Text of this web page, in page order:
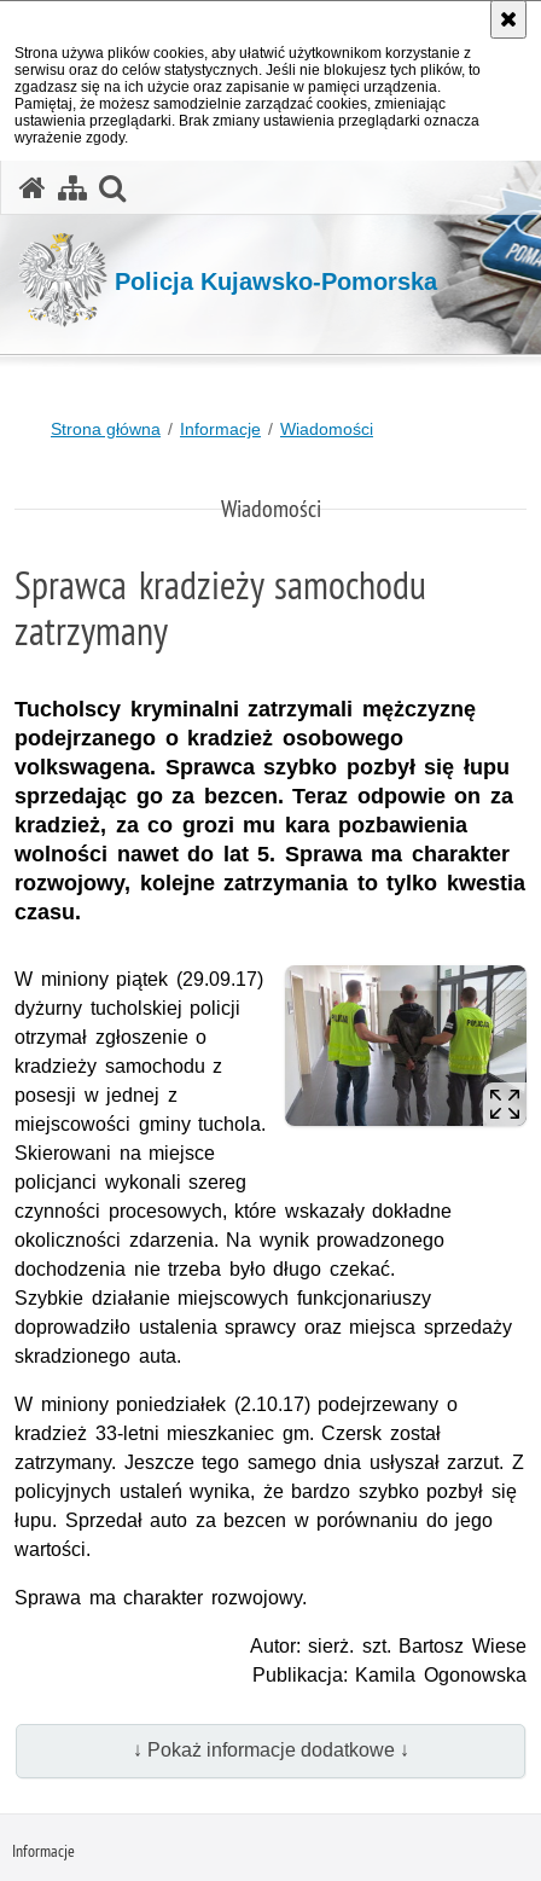
Strona używa plików cookies, aby ułatwić użytkownikom korzystanie z
serwisu oraz do celów statystycznych. Jeśli nie blokujesz tych plików, to
zgadzasz się na ich użycie oraz zapisanie w pamięci urządzenia.
Pamiętaj, że możesz samodzielnie zarządzać cookies, zmieniając
ustawienia przeglądarki. Brak zmiany ustawienia przeglądarki oznacza
wyrażenie zgody.
Policja Kujawsko-Pomorska
Strona główna Informacje Wiadomości
Wiadomości
Sprawca kradzieży samochodu
zatrzymany
Tucholscy kryminalni zatrzymali mężczyznę
podejrzanego o kradzież osobowego
volkswagena. Sprawca szybko pozbył się łupu
sprzedając go za bezcen. Teraz odpowie on za
kradzież, za co grozi mu kara pozbawienia
wolności nawet do lat 5. Sprawa ma charakter
rozwojowy, kolejne zatrzymania to tylko kwestia
czasu.
W miniony piątek (29.09.17)
dyżurny tucholskiej policji
otrzymał zgłoszenie o
kradzieży samochodu z
posesji w jednej z
miejscowości gminy tuchola.
Skierowani na miejsce
policjanci wykonali szereg
czynności procesowych, które wskazały dokładne
okoliczności zdarzenia. Na wynik prowadzonego
dochodzenia nie trzeba było długo czekać.
Szybkie działanie miejscowych funkcjonariuszy
doprowadziło ustalenia sprawcy oraz miejsca sprzedaży
skradzionego auta.
W miniony poniedziałek (2.10.17) podejrzewany o
kradzież 33-letni mieszkaniec gm. Czersk został
zatrzymany. Jeszcze tego samego dnia usłyszał zarzut. Z
policyjnych ustaleń wynika, że bardzo szybko pozbył się
łupu. Sprzedał auto za bezcen w porównaniu do jego
wartości.
Sprawa ma charakter rozwojowy.
Autor: sierż. szt. Bartosz Wiese
Publikacja: Kamila Ogonowska
↓ Pokaż informacje dodatkowe ↓
Informacje